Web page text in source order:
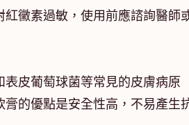
黴素過敏，使用前應諮詢醫師
皮葡萄球菌等常見的皮膚病原
的優點是安全性高，不易產生